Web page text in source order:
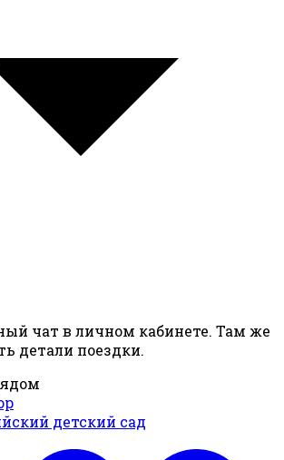
чат в личном кабинете. Там же
детали поездки.
детский сад